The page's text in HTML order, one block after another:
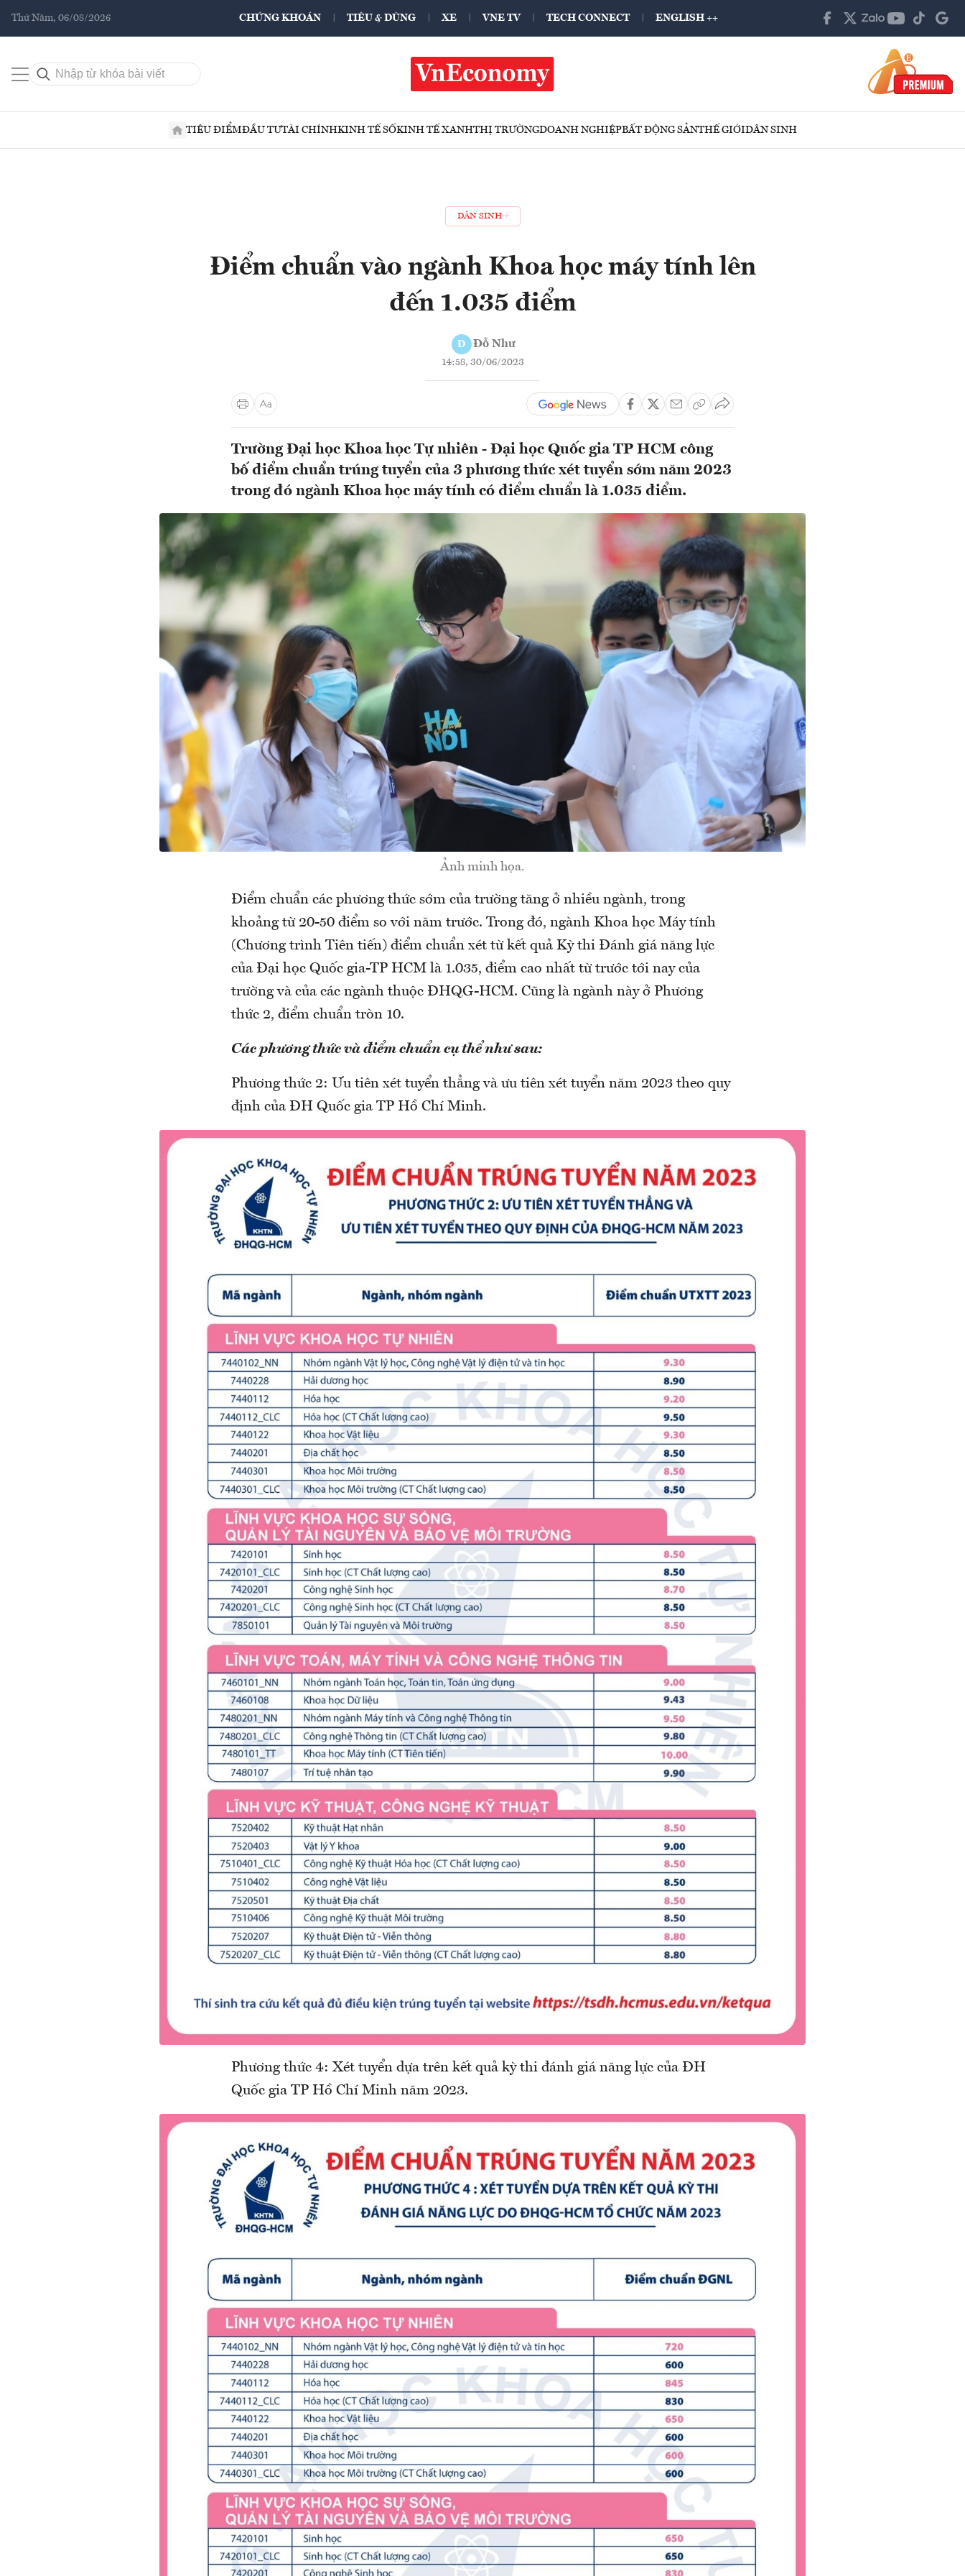
Thứ Năm, 06/08/2026 CHỨNG KHOÁN TIÊU & DÙNG XE VNE TV TECH CONNECT ENGLISH ++
TIÊU ĐIỂMĐẦU TƯTÀI CHÍNHKINH TẾ SỐKINH TẾ XANHTHỊ TRƯỜNGDOANH NGHIỆPBẤT ĐỘNG SẢNTHẾ GIỚIDÂN SINH
DÂN SINH
Điểm chuẩn vào ngành Khoa học máy tính lên
đến 1.035 điểm
Đ Đỗ Như
14:58, 30/06/2023
Trường Đại học Khoa học Tự nhiên - Đại học Quốc gia TP HCM công
bố điểm chuẩn trúng tuyển của 3 phương thức xét tuyển sớm năm 2023
trong đó ngành Khoa học máy tính có điểm chuẩn là 1.035 điểm.
Ảnh minh họa.
Điểm chuẩn các phương thức sớm của trường tăng ở nhiều ngành, trong
khoảng từ 20-50 điểm so với năm trước. Trong đó, ngành Khoa học Máy tính
(Chương trình Tiên tiến) điểm chuẩn xét từ kết quả Kỳ thi Đánh giá năng lực
của Đại học Quốc gia-TP HCM là 1.035, điểm cao nhất từ trước tới nay của
trường và của các ngành thuộc ĐHQG-HCM. Cũng là ngành này ở Phương
thức 2, điểm chuẩn tròn 10.
Các phương thức và điểm chuẩn cụ thể như sau:
Phương thức 2: Ưu tiên xét tuyển thẳng và ưu tiên xét tuyển năm 2023 theo quy
định của ĐH Quốc gia TP Hồ Chí Minh.
Phương thức 4: Xét tuyển dựa trên kết quả kỳ thi đánh giá năng lực của ĐH
Quốc gia TP Hồ Chí Minh năm 2023.